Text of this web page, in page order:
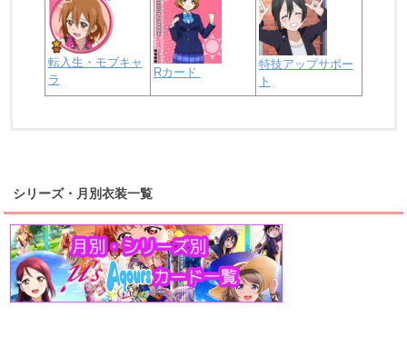
転入生・モブキャ
ラ
Rカード
特技アップサポー
ト
桜内梨子 高海千歌 渡辺曜
浦の星女学院1年生
上原歩夢 宮下愛 優木せつ菜
虹ヶ咲学園1年生
シリーズ・月別衣装一覧